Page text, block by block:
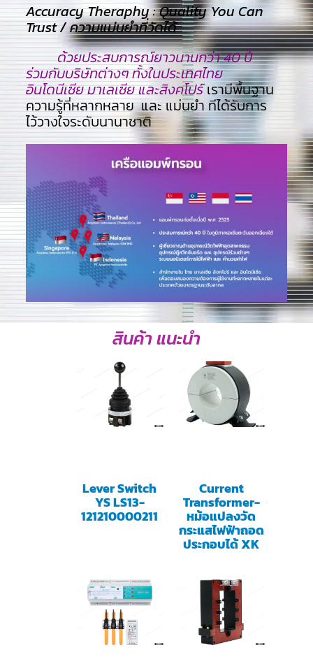
Accuracy Theraphy : Quality You Can
Trust / ความแม่นยำที่วัดได้
ด้วยประสบการณ์ยาวนานกว่า 40 ปี
ร่วมกับบริษัทต่างๆ ทั้งในประเทศไทย
อินโดนีเซีย มาเลเซีย และสิงคโปร์เรามีพื้นฐาน
ความรู้ที่หลากหลาย และ แม่นยำ ทีไ่ด้รับการ
ไว้วางใจระดับนานาชาติ
สินค้า แนะนำ
Lever Switch
YS LS13-
121210000211
Current
Transformer-
หม้อแปลงวัด
กระแสไฟฟ้าถอด
ประกอบได้ XK